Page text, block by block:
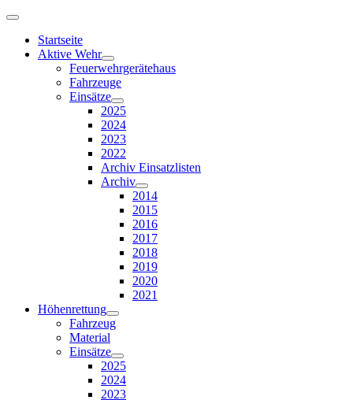
Startseite
Aktive Wehr
Feuerwehrgerätehaus
Fahrzeuge
Einsätze
2025
2024
2023
2022
Archiv Einsatzlisten
Archiv
2014
2015
2016
2017
2018
2019
2020
2021
Höhenrettung
Fahrzeug
Material
Einsätze
2025
2024
2023